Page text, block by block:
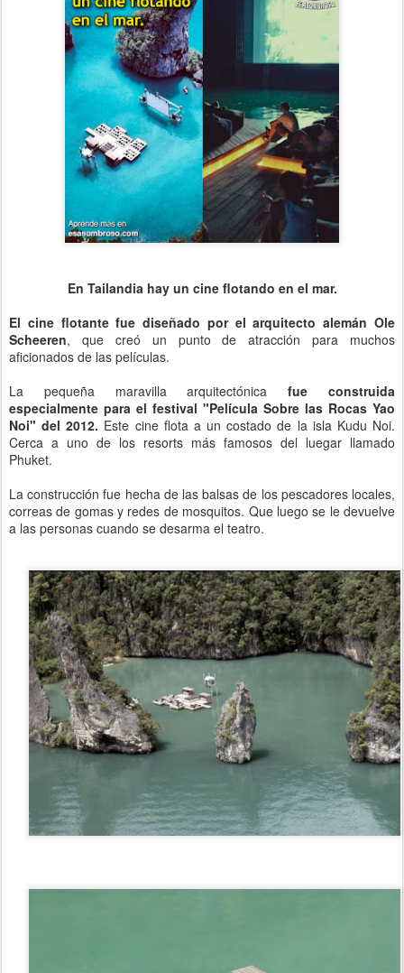
En Tailandia hay un cine flotando en el mar.
El cine flotante fue diseñado por el arquitecto alemán Ole
Scheeren, que creó un punto de atracción para muchos
aficionados de las películas.
La pequeña maravilla arquitectónicafue construida
especialmente para el festival "Película Sobre las Rocas Yao
Noi" del 2012. Este cine flota a un costado de la isla Kudu Noi.
Cerca a uno de los resorts más famosos del luegar llamado
Phuket.
La construcción fue hecha de las balsas de los pescadores locales,
correas de gomas y redes de mosquitos. Que luego se le devuelve
a las personas cuando se desarma el teatro.